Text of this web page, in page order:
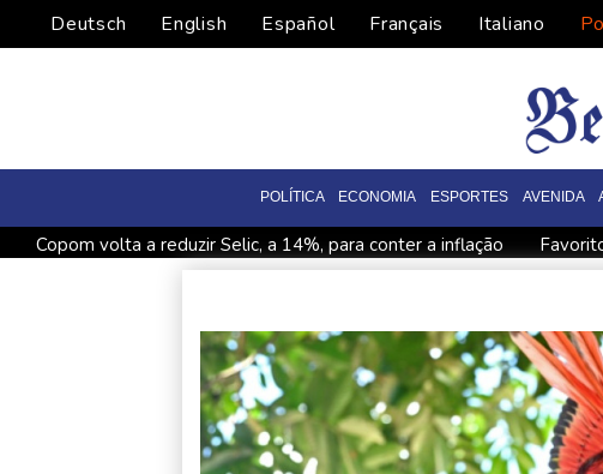
Deutsch English Español Français Italiano
POLÍTICA ECONOMIA ESPORTES AVENIDA
Copom volta a reduzir Selic, a 14%, para conter a inflação
Newcastle nomeia Matthias Jaissle como seu novo treinador
EUA reembolsou cerca de US$ 100 bilhões em tarifas de Trump